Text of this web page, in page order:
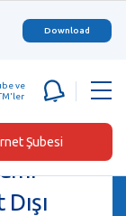
Download
ve
Şubesi